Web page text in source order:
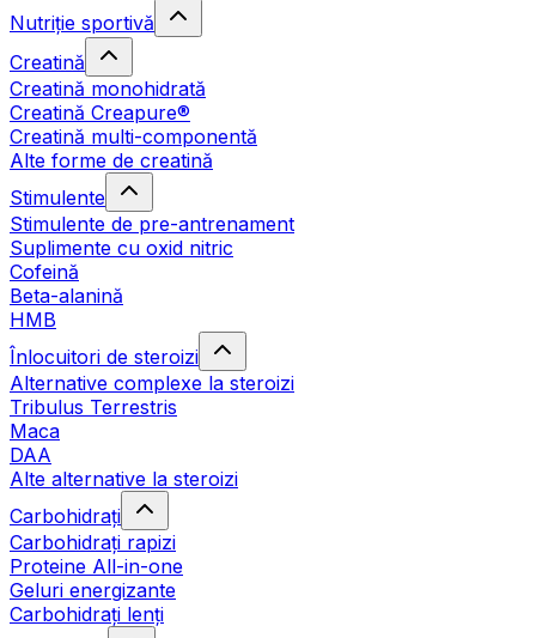
Nutriție sportivă
Creatină
Creatină monohidrată
Creatină Creapure®
Creatină multi-componentă
Alte forme de creatină
Stimulente
Stimulente de pre-antrenament
Suplimente cu oxid nitric
Cofeină
Beta-alanină
HMB
Înlocuitori de steroizi
Alternative complexe la steroizi
Tribulus Terrestris
Maca
DAA
Alte alternative la steroizi
Carbohidrați
Carbohidrați rapizi
Proteine All-in-one
Geluri energizante
Carbohidrați lenți